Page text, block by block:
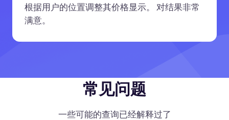
根据用户的位置调整其价格显示。 对结果非常
满意。
常见问题
一些可能的查询已经解释过了